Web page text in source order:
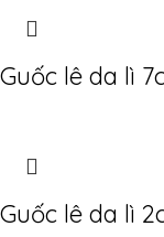
Guốc lê da lì
Guốc lê da lì